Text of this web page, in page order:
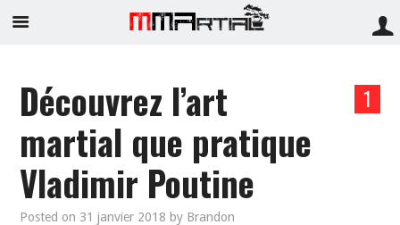
1
Découvrez l’art
martial que pratique
Vladimir Poutine
Posted on 31 janvier 2018 by Brandon